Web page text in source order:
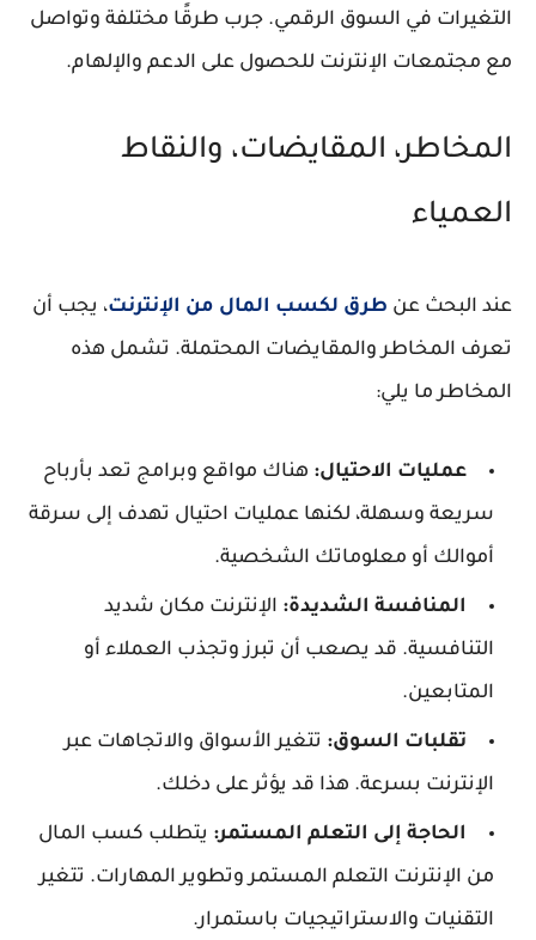
التغيرات في السوق الرقمي. جرب طرقًا مختلفة وتواصل
مع مجتمعات الإنترنت للحصول على الدعم والإلهام.
المخاطر، المقايضات، والنقاط
العمياء
عند البحث عن طرق لكسب المال من الإنترنت، يجب أن
تعرف المخاطر والمقايضات المحتملة. تشمل هذه
المخاطر ما يلي:
عمليات الاحتيال: هناك مواقع وبرامج تعد بأرباح
سريعة وسهلة، لكنها عمليات احتيال تهدف إلى سرقة
أموالك أو معلوماتك الشخصية.
المنافسة الشديدة: الإنترنت مكان شديد
التنافسية. قد يصعب أن تبرز وتجذب العملاء أو
المتابعين.
تقلبات السوق: تتغير الأسواق والاتجاهات عبر
الإنترنت بسرعة. هذا قد يؤثر على دخلك.
الحاجة إلى التعلم المستمر: يتطلب كسب المال
من الإنترنت التعلم المستمر وتطوير المهارات. تتغير
التقنيات والاستراتيجيات باستمرار.